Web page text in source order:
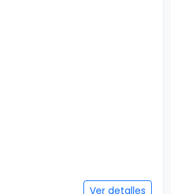
Ver detalles